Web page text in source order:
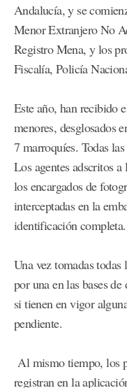
Andalucía, y se
Menor Extranjero No
Registro Mena, y los
Fiscalía, Policía
Este año, han recibido
menores, desglosados
7 marroquíes. Todas
Los agentes adscritos
los encargados de
interceptadas en la
identificación completa.
Una vez tomadas todas
por una en las bases
si tienen en vigor
pendiente.
Al mismo tiempo, los
registran en la